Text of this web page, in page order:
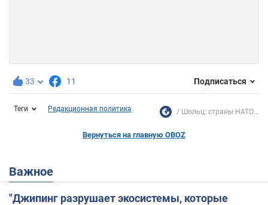
33 11 Подписаться
Теги Редакционная политика Шольц: страны НАТО...
Вернуться на главную OBOZ
Важное
"Джипинг разрушает экосистемы, которые